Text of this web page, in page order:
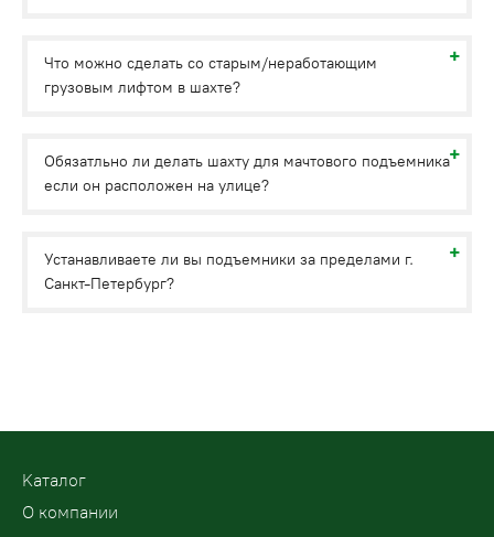
Что можно сделать со старым/неработающим
грузовым лифтом в шахте?
Обязатльно ли делать шахту для мачтового подъемника
если он расположен на улице?
Устанавливаете ли вы подъемники за пределами г.
Санкт-Петербург?
Kаталог
О компании